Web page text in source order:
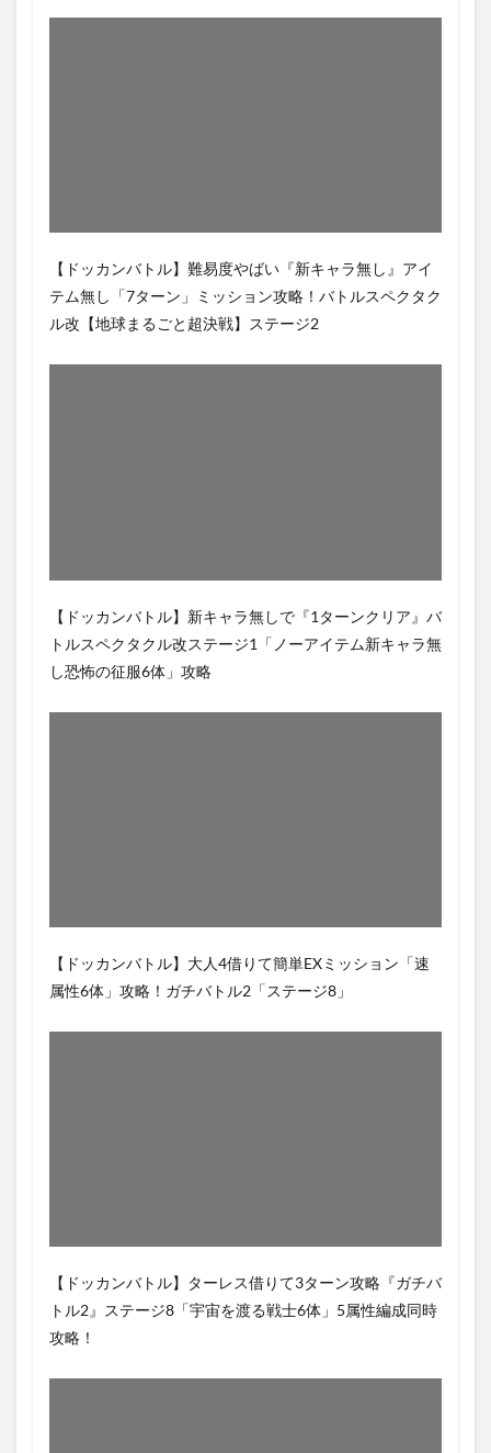
【ドッカンバトル】難易度やばい『新キャラ無し』アイ
テム無し「7ターン」ミッション攻略！バトルスペクタク
ル改【地球まるごと超決戦】ステージ2
【ドッカンバトル】新キャラ無しで『1ターンクリア』バ
トルスペクタクル改ステージ1「ノーアイテム新キャラ無
し恐怖の征服6体」攻略
【ドッカンバトル】大人4借りて簡単EXミッション「速
属性6体」攻略！ガチバトル2「ステージ8」
【ドッカンバトル】ターレス借りて3ターン攻略『ガチバ
トル2』ステージ8「宇宙を渡る戦士6体」5属性編成同時
攻略！